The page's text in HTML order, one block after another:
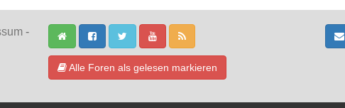
-
Alle Foren als gelesen markieren